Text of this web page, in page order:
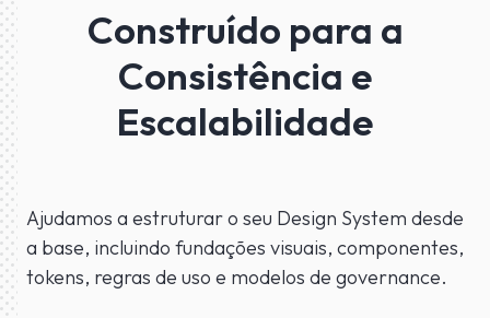
Construído para a
Consistência e
Escalabilidade
Ajudamos a estruturar o seu Design System desde
a base, incluindo fundações visuais, componentes,
tokens, regras de uso e modelos de governance.